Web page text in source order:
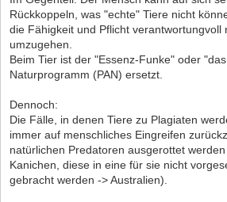
Rückkoppeln, was "echte" Tiere nicht
die Fähigkeit und Pflicht verantwortungvoll
umzugehen.
Beim Tier ist der "Essenz-Funke" oder
Naturprogramm (PAN) ersetzt.
Dennoch:
Die Fälle, in denen Tiere zu Plagiaten
immer auf menschliches Eingreifen
natürlichen Predatoren ausgerottet
Kanichen, diese in eine für sie nicht
gebracht werden -> Australien).